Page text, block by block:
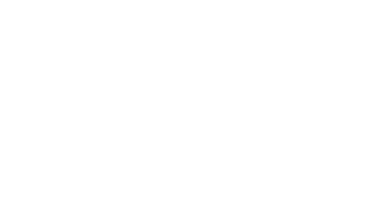
Fiberdeck WEO35 Gardenwall triple